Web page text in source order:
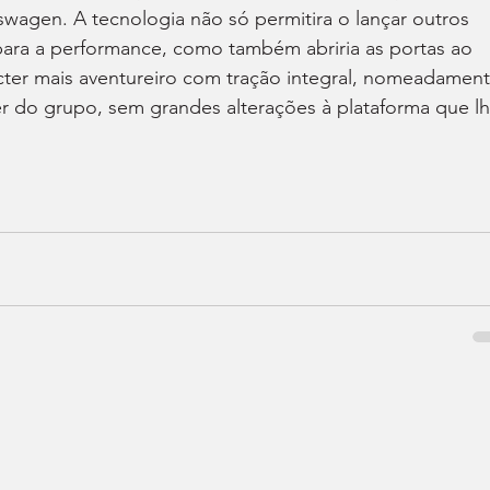
A tecnologia não só permitira o lançar outros
a performance, como também abriria as portas ao
mais aventureiro com tração integral,
do grupo, sem grandes alterações à plataforma que